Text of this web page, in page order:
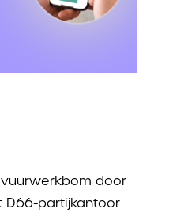
door
D66-partijkantoor